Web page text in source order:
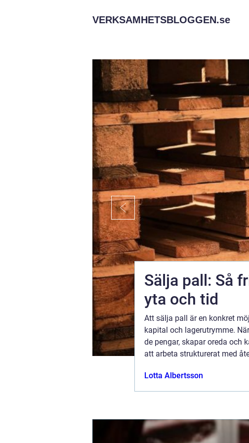
VERKSAMHETSBLOGGEN.se
Sälja pall: Så
yta och tid
Att sälja pall är en konkret
kapital och lagerutrymme.
de pengar, skapar oreda och
att arbeta strukturerat med
Lotta Albertsson